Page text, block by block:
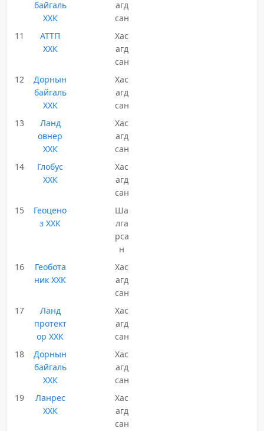
байгаль
ХХК
агд
сан
11
АТТП
ХХК
Хас
агд
сан
12
Дорнын
байгаль
ХХК
Хас
агд
сан
13
Ланд
овнер
ХХК
Хас
агд
сан
14
Глобус
ХХК
Хас
агд
сан
15
Геоцено
з ХХК
Ша
лга
рса
н
16
Геобота
ник ХХК
Хас
агд
сан
17
Ланд
протект
ор ХХК
Хас
агд
сан
18
Дорнын
байгаль
ХХК
Хас
агд
сан
19
Ланрес
ХХК
Хас
агд
сан